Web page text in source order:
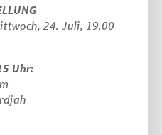
24. Juli, 19.00
Uhr: